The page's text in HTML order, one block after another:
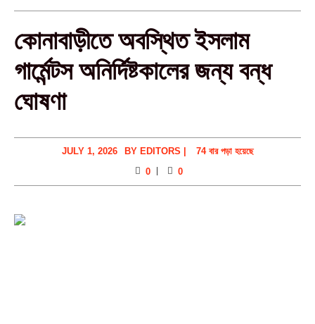
কোনাবাড়ীতে অবস্থিত ইসলাম
গার্মেন্টস অনির্দিষ্টকালের জন্য বন্ধ
ঘোষণা
JULY 1, 2026 BY EDITORS
74 বার পড়া হয়েছে
0
0